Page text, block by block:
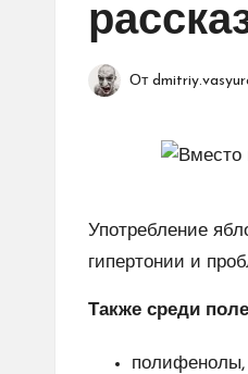
Запись
От
Употребление
гипертонии и
Также среди
полифенолы,